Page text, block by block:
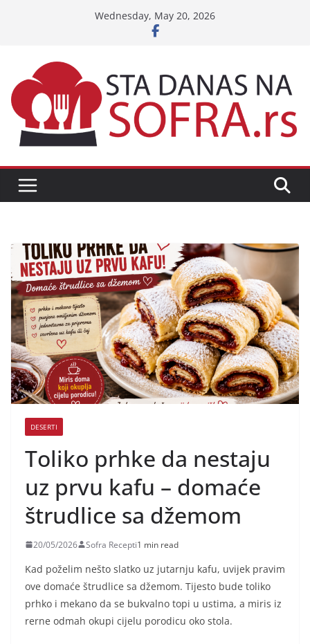
Wednesday, May 20, 2026
DESERTI
Toliko prhke da nestaju
uz prvu kafu – domaće
štrudlice sa džemom
20/05/2026 Sofra Recepti1 min read
Kad poželim nešto slatko uz jutarnju kafu, uvijek pravim
ove domaće štrudlice sa džemom. Tijesto bude toliko
prhko i mekano da se bukvalno topi u ustima, a miris iz
rerne odmah okupi cijelu porodicu oko stola.